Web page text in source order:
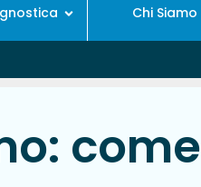
Chi Siamo
come